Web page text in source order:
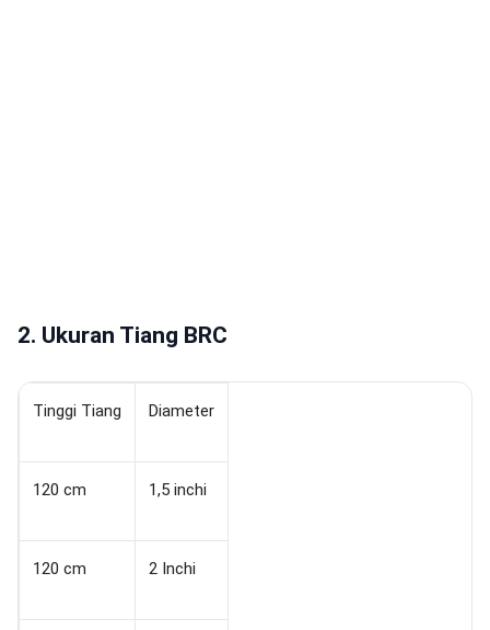
2. Ukuran Tiang BRC
Tinggi Tiang Diameter
120 cm 1,5 inchi
120 cm 2 Inchi